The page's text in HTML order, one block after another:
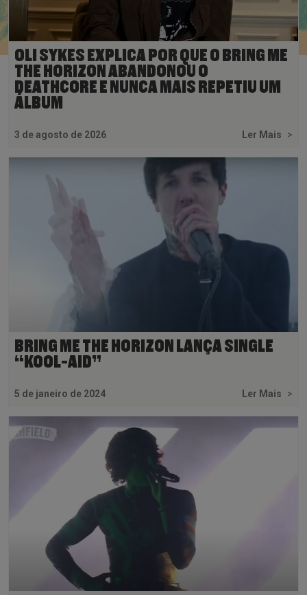
OLI SYKES EXPLICA POR QUE O BRING ME
THE HORIZON ABANDONOU O
DEATHCORE E NUNCA MAIS REPETIU UM
ÁLBUM
3 de agosto de 2026 Ler Mais >
BRING ME THE HORIZON LANÇA SINGLE
“KOOL-AID”
5 de janeiro de 2024 Ler Mais >